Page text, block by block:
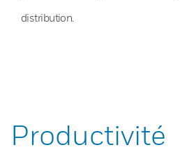
distribution.
Productivité